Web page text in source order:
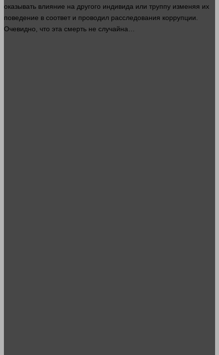
оказывать влияние на другого индивида или труппу изменяя их
поведение в соответ и проводил расследования коррупции.
Очевидно, что эта смерть не случайна…